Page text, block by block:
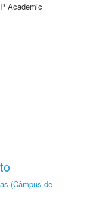
Academic
(Câmpus de